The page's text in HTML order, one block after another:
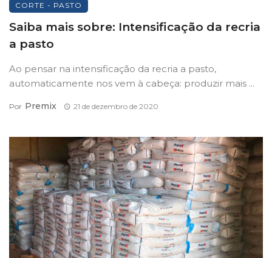
CORTE - PASTO
Saiba mais sobre: Intensificação da recria
a pasto
Ao pensar na intensificação da recria a pasto,
automaticamente nos vem à cabeça: produzir mais ...
Por Premix 21 de dezembro de 2020